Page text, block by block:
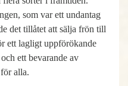
som var ett undantag
det tillåtet att sälja frön till
ett lagligt uppförökande
ett bevarande av
alla.